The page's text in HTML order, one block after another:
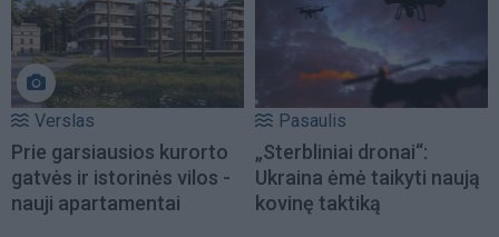
Verslas
Prie garsiausios kurorto
gatvės ir istorinės vilos -
nauji apartamentai
Pasaulis
„Sterbliniai dronai“:
Ukraina ėmė taikyti naują
kovinę taktiką